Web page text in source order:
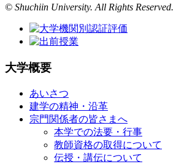
© Shuchiin University. All Rights Reserved.
大学概要
あいさつ
建学の精神・沿革
宗門関係者の皆さまへ
本学での法要・行事
教師資格の取得について
伝授・講伝について